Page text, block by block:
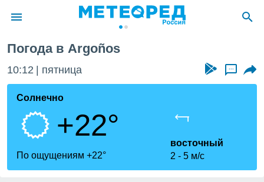
о
Вы можете
к этому
Погода в Argoños
10:12 пятница ...
Солнечно
+22°
По ощущениям +22°
восточный
2
5 м/с